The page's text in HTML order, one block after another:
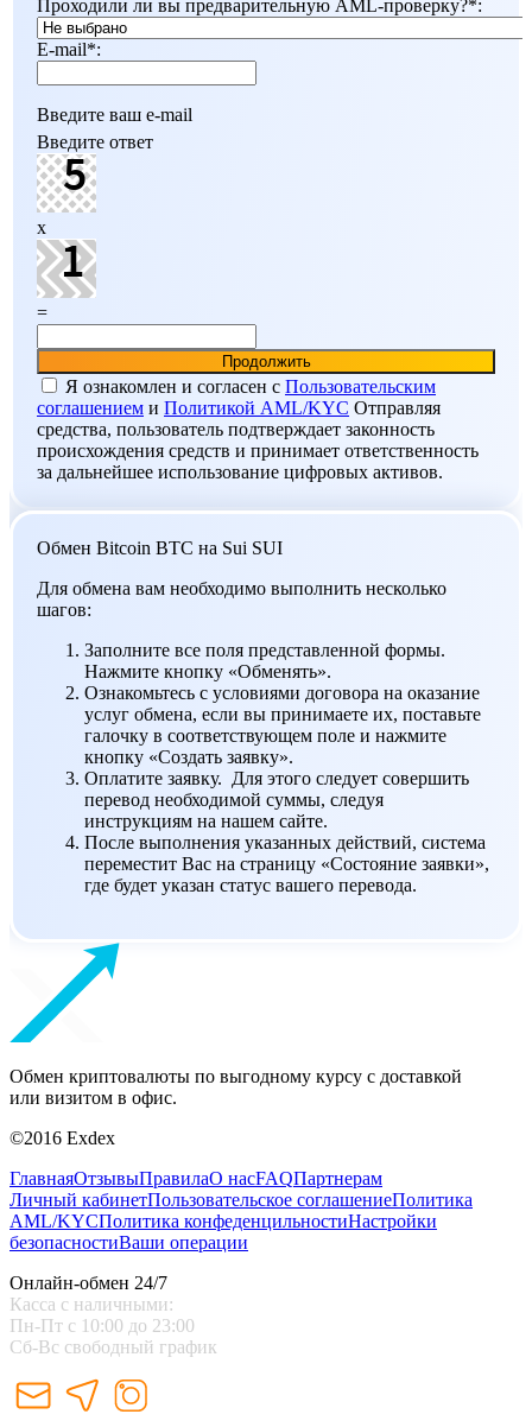
Проходили ли вы предварительную AML-проверку?*:
E-mail*:
Введите ваш e-mail
Введите ответ
x
=
Я ознакомлен и согласен c Пользовательским
соглашением и Политикой AML/KYC Отправляя
средства, пользователь подтверждает законность
происхождения средств и принимает ответственность
за дальнейшее использование цифровых активов.
Обмен Bitcoin BTC на Sui SUI
Для обмена вам необходимо выполнить несколько
шагов:
Заполните все поля представленной формы.
Нажмите кнопку «Обменять».
Ознакомьтесь с условиями договора на оказание
услуг обмена, если вы принимаете их, поставьте
галочку в соответствующем поле и нажмите
кнопку «Создать заявку».
Оплатите заявку. Для этого следует совершить
перевод необходимой суммы, следуя
инструкциям на нашем сайте.
После выполнения указанных действий, система
переместит Вас на страницу «Состояние заявки»,
где будет указан статус вашего перевода.
Обмен криптовалюты по выгодному курсу с доставкой
или визитом в офис.
©2016 Exdex
ГлавнаяОтзывыПравилаО насFAQПартнерам
Личный кабинетПользовательское соглашениеПолитика
AML/KYCПолитика конфеденцильностиНастройки
безопасностиВаши операции
Онлайн-обмен 24/7
Касса с наличными:
Пн-Пт с 10:00 до 23:00
Сб-Вс свободный график